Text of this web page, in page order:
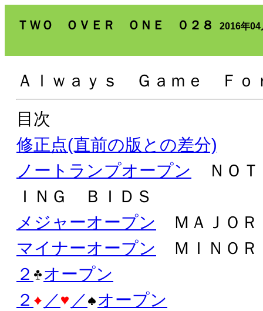
ＴＷＯ ＯＶＥＲ ＯＮＥ ０２８ 2016年04
Ａｌｗａｙｓ Ｇａｍｅ Ｆｏ
目次
修正点(直前の版との差分)
ノートランプオープン ＮＯＴ
ＩＮＧ ＢＩＤＳ
メジャーオープン ＭＡＪＯ
マイナーオープン ＭＩＮＯ
２
オープン
２
／ ／
オープン